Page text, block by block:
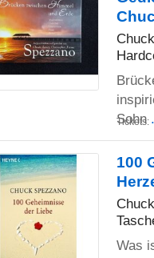
Sohn
Tickets:
100
Was